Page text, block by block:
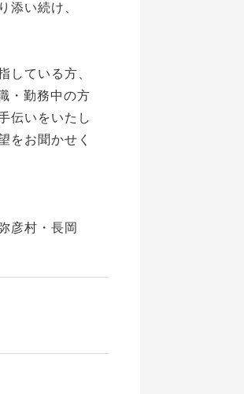
添い続け、
している方、
・勤務中の方
伝いをいたし
をお聞かせく
彦村・長岡